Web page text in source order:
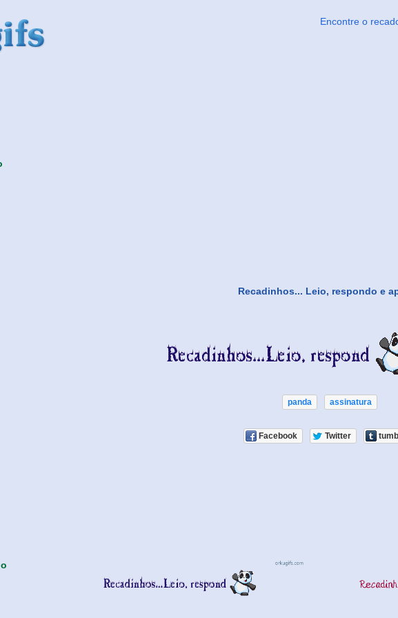
Encontre o
Recadinhos... Leio, respondo e
panda assinatura
Facebook Twitter